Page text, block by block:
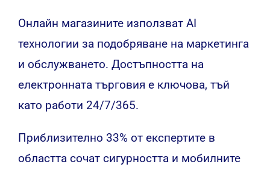
Онлайн магазините използват AI
технологии за подобряване на маркетинга
и обслужването. Достъпността на
електронната търговия е ключова, тъй
като работи 24/7/365.
Приблизително 33% от експертите в
областта сочат сигурността и мобилните